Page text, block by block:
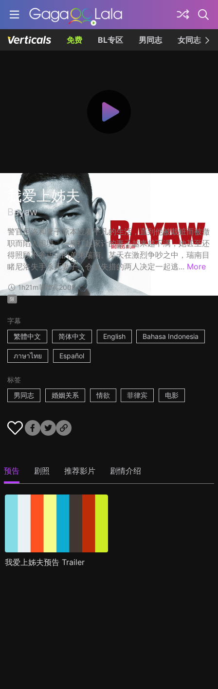
免费 BL专区 男同志 女同志
我爱上姊夫
Bayaw
警官尼洛和妻子原本过着平凡的生活，直到他被栽赃而被撤
职而陷入困境，一肩扛起家计的妻子越来越不满，她甚至还
得照顾不务正业的弟弟瑞南。某天在激烈争吵之中，瑞南目
睹尼洛失手杀死妻子，仓皇失措的两人决定一起逃... More
1h21m菲律宾2009
限
字幕
繁體中文
简体中文 English Bahasa Indonesia
ภาษาไทย Español
标签
男同志
婚姻关系 情欲 菲律宾 电影
预告 剧照 推荐影片 剧情介绍
我爱上姊夫预告 Trailer